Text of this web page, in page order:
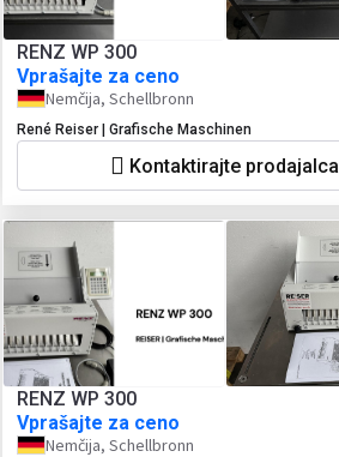
RENZ WP 300
Vprašajte za ceno
Nemčija, Schellbronn
René Reiser | Grafische Maschinen
Kontaktirajte prodajalca
RENZ WP 300
Vprašajte za ceno
Nemčija, Schellbronn